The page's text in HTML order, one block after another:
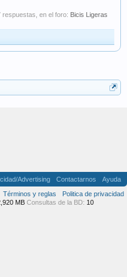
respuestas, en el foro: Bicis Ligeras
Advertising Contactarnos
Ayuda
Términos y reglas
Politica de privacidad
MB Consultas de la BD: 10